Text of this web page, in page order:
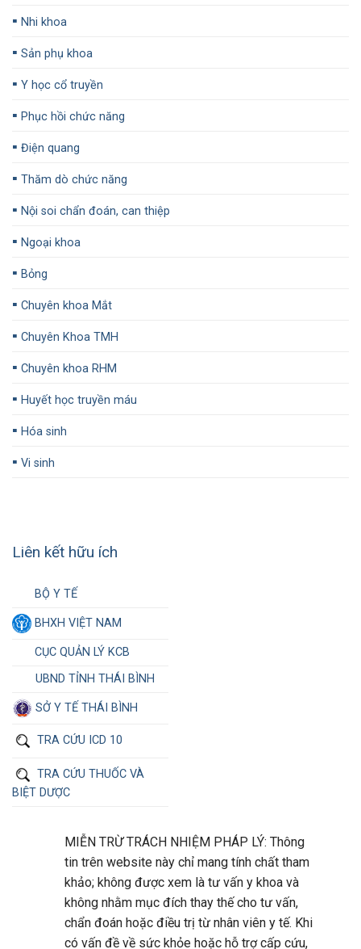
▪️ Nhi khoa
▪️ Sản phụ khoa
▪️ Y học cổ truyền
▪️ Phục hồi chức năng
▪️ Điện quang
▪️ Thăm dò chức năng
▪️ Nội soi chẩn đoán, can thiệp
▪️ Ngoại khoa
▪️ Bỏng
▪️ Chuyên khoa Mắt
▪️ Chuyên Khoa TMH
▪️ Chuyên khoa RHM
▪️ Huyết học truyền máu
▪️ Hóa sinh
▪️ Vi sinh
Liên kết hữu ích
BỘ Y TẾ
BHXH VIỆT NAM
CỤC QUẢN LÝ KCB
UBND TỈNH THÁI BÌNH
SỞ Y TẾ THÁI BÌNH
TRA CỨU ICD 10
TRA CỨU THUỐC VÀ
BIỆT DƯỢC
MIỄN TRỪ TRÁCH NHIỆM PHÁP LÝ: Thông
tin trên website này chỉ mang tính chất tham
khảo; không được xem là tư vấn y khoa và
không nhằm mục đích thay thế cho tư vấn,
chẩn đoán hoặc điều trị từ nhân viên y tế. Khi
có vấn đề về sức khỏe hoặc hỗ trợ cấp cứu,